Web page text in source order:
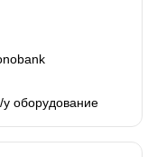
оборудование